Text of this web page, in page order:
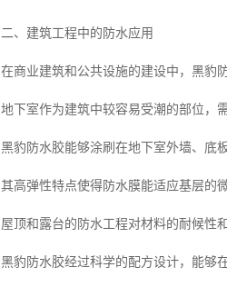
二、建筑工程中的防水应用
在商业建筑和公共设施的建设中，黑豹
地下室作为建筑中较容易受潮的部位，
黑豹防水胶能够涂刷在地下室外墙、底
其高弹性特点使得防水膜能适应基层的
屋顶和露台的防水工程对材料的耐候性
黑豹防水胶经过科学的配方设计，能够